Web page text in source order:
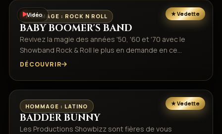
Vidéo
HOMMAGE : ROCK N ROLL
BABY BOOMER'S BAND
Revivez la magie des années '50, '60 et '70 avec le
Showband Rock & Roll le plus en demande en ce…
DÉCOUVRIR
HOMMAGE : LATINO
BADDER BUNNY
Les Productions Showbizz sont fières de vous